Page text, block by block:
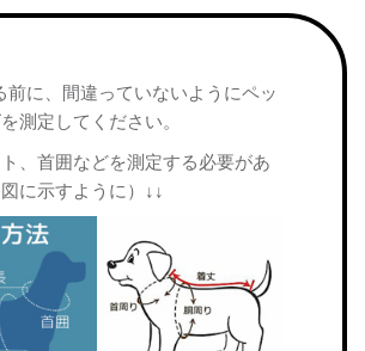
に、間違っていないようにペッ
測定してください。
、首囲などを測定する必要があ
に示すように）↓↓